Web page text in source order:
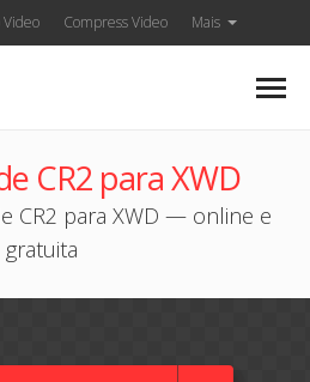
Compress Video Mais
CR2 para XWD
CR2 para XWD — online e
gratuita